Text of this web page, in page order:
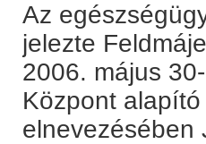
Az
jelezte
2006. május
Központ
elnevezésében